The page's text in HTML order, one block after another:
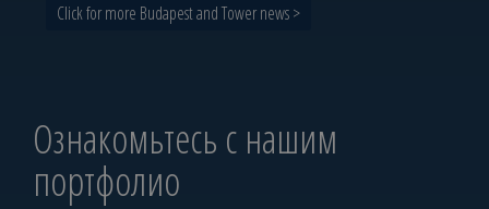
Click for more Budapest and Tower news >
Ознакомьтесь с нашим
портфолио